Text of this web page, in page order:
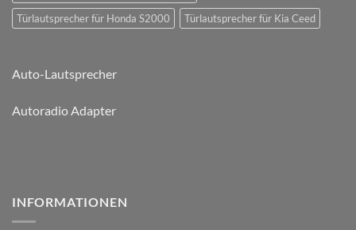
Türlautsprecher für Honda S2000
Türlautsprecher für Kia Ceed
Auto-Lautsprecher
Autoradio Adapter
INFORMATIONEN